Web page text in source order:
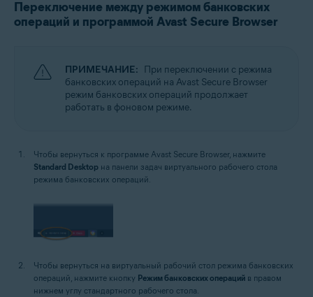
Переключение между режимом банковских
операций и программой Avast Secure Browser
ПРИМЕЧАНИЕ: При переключении с режима
банковских операций на Avast Secure Browser
режим банковских операций продолжает
работать в фоновом режиме.
Чтобы вернуться к программе Avast Secure Browser, нажмите
Standard Desktop на панели задач виртуального рабочего стола
режима банковских операций.
Чтобы вернуться на виртуальный рабочий стол режима банковских
операций, нажмите кнопку Режим банковских операций в правом
нижнем углу стандартного рабочего стола.